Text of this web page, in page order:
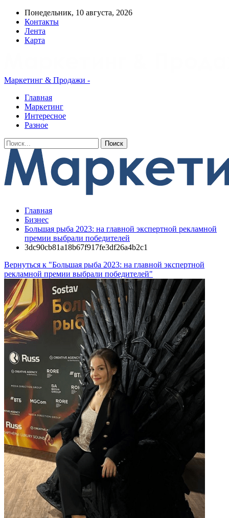
Понедельник, 10 августа, 2026
Контакты
Лента
Карта
Маркетинг & Продажи -
Главная
Маркетинг
Интересное
Разное
Главная
Бизнес
Большая рыба 2023: на главной экспертной рекламной
премии выбрали победителей
3dc90cb81a18b67f917fe3df26a4b2c1
Вернуться к "Большая рыба 2023: на главной экспертной
рекламной премии выбрали победителей"